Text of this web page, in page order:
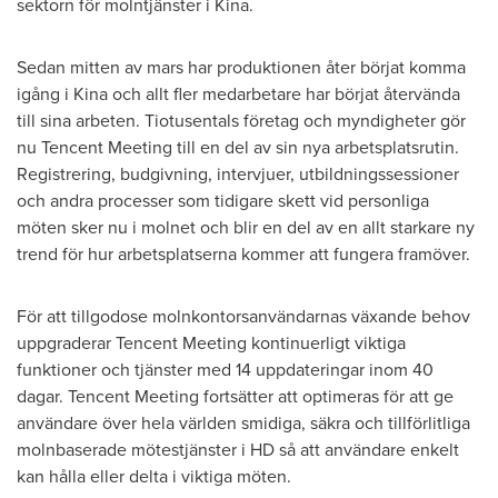
Sedan mitten av mars har produktionen åter börjat komma
igång i Kina och allt fler medarbetare har börjat återvända
till sina arbeten. Tiotusentals företag och myndigheter gör
nu Tencent Meeting till en del av sin nya arbetsplatsrutin.
Registrering, budgivning, intervjuer, utbildningssessioner
och andra processer som tidigare skett vid personliga
möten sker nu i molnet och blir en del av en allt starkare ny
trend för hur arbetsplatserna kommer att fungera framöver.
För att tillgodose molnkontorsanvändarnas växande behov
uppgraderarTencent Meeting kontinuerligt viktiga
funktioner och tjänster med 14 uppdateringar inom 40
dagar. Tencent Meeting fortsätter att optimeras för att ge
användare över hela världen smidiga, säkra och tillförlitliga
molnbaserade mötestjänster i HD så att användare enkelt
kan hålla eller delta i viktiga möten.